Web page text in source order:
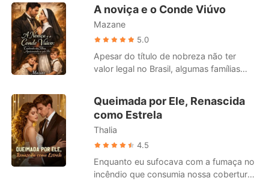
A noviça e o Conde Viúvo
Mazane
5.0
Apesar do título de nobreza não ter
valor legal no Brasil, algumas famílias
Alencastro. Neste cenário, Maria Clara,
uma jovem professora e aspirante a
freira, órfã, criada entre as irmãs do
Instituto Santa Bárbara, é enviada pela
madre superiora para trabalhar como
babá e educadora no Solar Alencastro,
uma propriedade imponente pertencente
Queimada por Ele, Renascida
como Estrela
Thalia
4.5
Enquanto eu sufocava com a fumaça no
incêndio que consumia nossa cobertura